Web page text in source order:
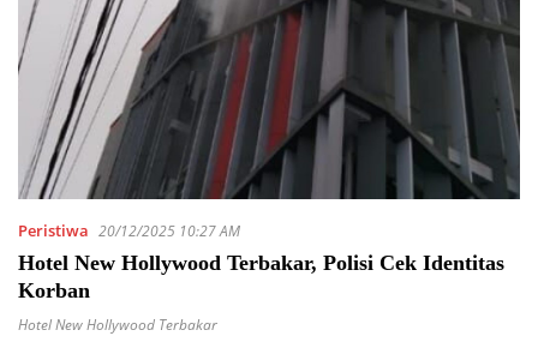
Peristiwa 20/12/2025 10:27 AM
Hotel New Hollywood Terbakar, Polisi Cek Identitas
Korban
Hotel New Hollywood Terbakar